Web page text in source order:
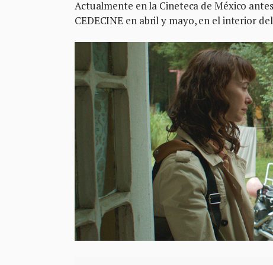
Actualmente en la Cineteca de México
CEDECINE en abril y mayo, en el interior